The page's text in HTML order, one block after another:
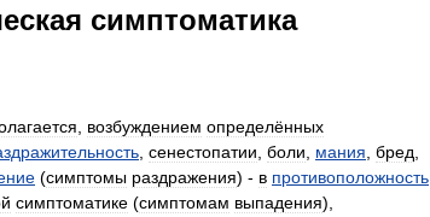
симптоматика
возбуждением определённых
сенестопатии боли мания бред
(симптомы раздражения) - в противоположность
симптоматике (симптомам выпадения),